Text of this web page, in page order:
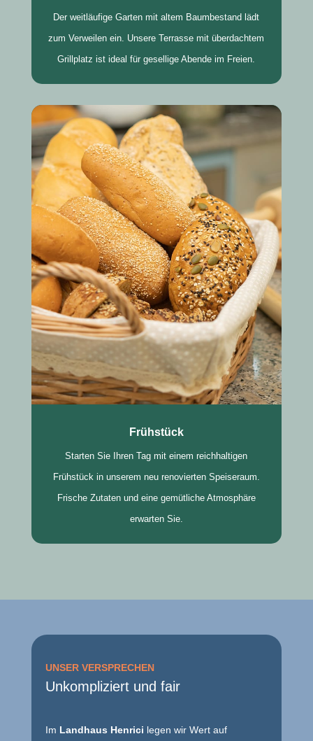
Der weitläufige Garten mit altem Baumbestand lädt
zum Verweilen ein. Unsere Terrasse mit überdachtem
Grillplatz ist ideal für gesellige Abende im Freien.
Frühstück
Starten Sie Ihren Tag mit einem reichhaltigen
Frühstück in unserem neu renovierten Speiseraum.
Frische Zutaten und eine gemütliche Atmosphäre
erwarten Sie.
UNSER VERSPRECHEN
Unkompliziert und fair
Im Landhaus Henrici legen wir Wert auf